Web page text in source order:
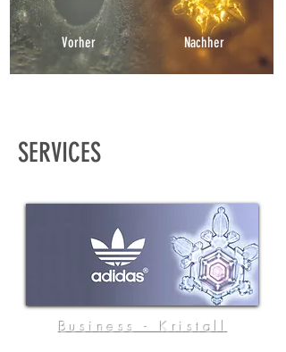
Vorher Nachher
SERVICES
Business - Kristall